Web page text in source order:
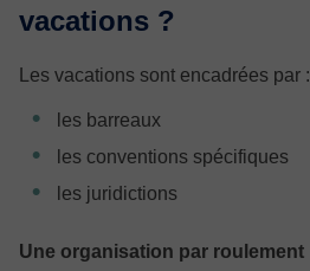
vacations ?
Les vacations sont encadrées par :
les barreaux
les conventions spécifiques
les juridictions
Une organisation par roulement